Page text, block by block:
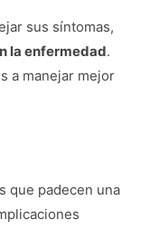
sus síntomas,
la enfermedad.
a manejar mejor
que padecen una